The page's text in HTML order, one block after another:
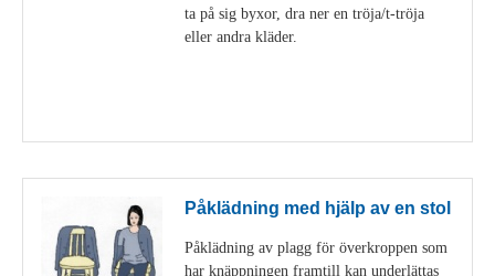
ta på sig byxor, dra ner en tröja/t-tröja
eller andra kläder.
Påklädning med hjälp av en stol
Påklädning av plagg för överkroppen som
har knäppningen framtill kan underlättas